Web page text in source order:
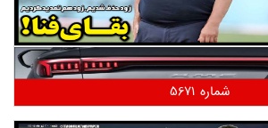
شماره 5671